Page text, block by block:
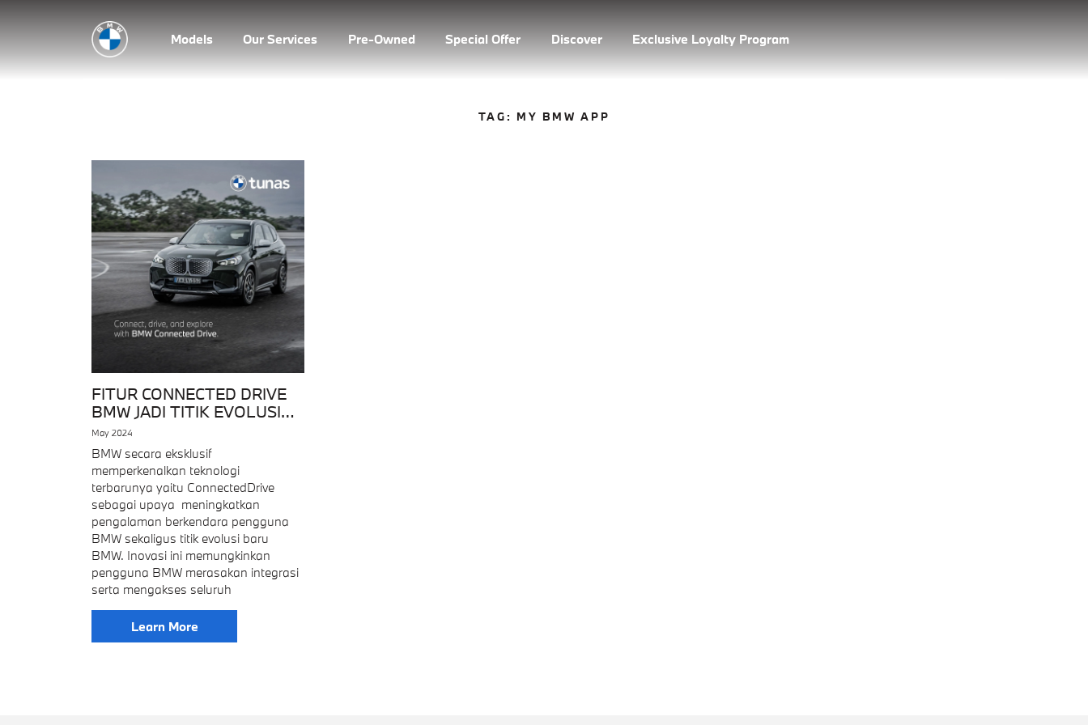
Models Our Services Pre-Owned Special Offer Discover Exclusive Loyalty Program
TAG: MY BMW APP
FITUR CONNECTED DRIVE
BMW JADI TITIK EVOLUSI
TEKNOLOGI TERKINI
May 2024
BMW secara eksklusif
memperkenalkan teknologi
terbarunya yaitu ConnectedDrive
sebagai upaya meningkatkan
pengalaman berkendara pengguna
BMW sekaligus titik evolusi baru
BMW. Inovasi ini memungkinkan
pengguna BMW merasakan integrasi
serta mengakses seluruh
Learn More